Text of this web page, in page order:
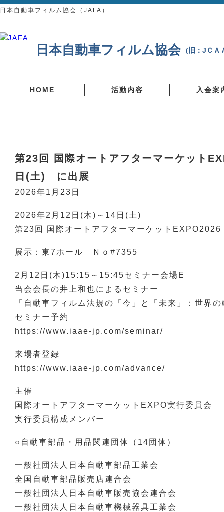
日本自動車フィルム協会（JAFA）
日本自動車フィルム協会 (旧：JＣＡ
HOME 活動内容 入会案
第23回 国際オートアフターマーケット
日(土) に出展
2026年1月23日
2026年2月12日(木)～14日(土)
第23回 国際オートアフターマーケット
展示：東7ホール Ｎｏ#7355
2月12日(木)15:15～15:45セミナー会場E
当会会長の井上和也によるセミナー
「自動車フィルム法規の「今」と「未来」：世界
セミナー予約
https://www.iaae-jp.com/seminar/
来場者登録
https://www.iaae-jp.com/advance/
主催
国際オートアフターマーケットEXPO実行委員会
実行委員構成メンバー
○自動車部品・用品関連団体（14団体）
一般社団法人日本自動車部品工業会
全国自動車部品販売店連合会
一般社団法人日本自動車販売協会連合会
一般社団法人日本自動車機械器具工業会